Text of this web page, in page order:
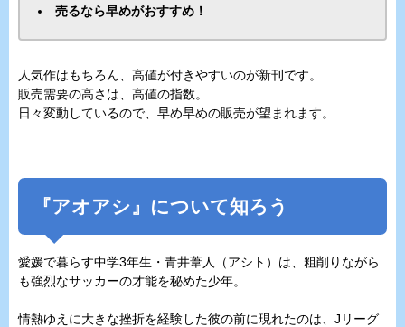
売るなら早めがおすすめ！
人気作はもちろん、高値が付きやすいのが新刊です。
販売需要の高さは、高値の指数。
日々変動しているので、早め早めの販売が望まれます。
『アオアシ』について知ろう
愛媛で暮らす中学3年生・青井葦人（アシト）は、粗削りながら
も強烈なサッカーの才能を秘めた少年。
情熱ゆえに大きな挫折を経験した彼の前に現れたのは、Jリーグ